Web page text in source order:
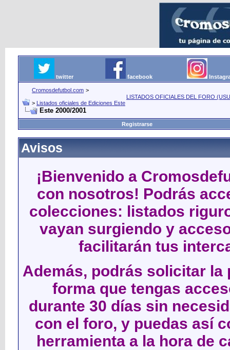
twitter facebook
Cromosdefutbol.com >
LISTADOS OFICIALES DEL FORO
> Listados oficiales de Ediciones Este
Este 2000/2001
Registrarse
Avisos
¡Bienvenido a
con nosotros! Podrás
colecciones: listados
vayan surgiendo y
facilitarán tus
Además, podrás solicitar
forma que tengas
durante 30 días sin
con el foro, y puedas así
herramienta a la hora de